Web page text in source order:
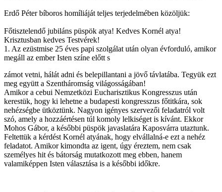
Erdő Péter bíboros homíliáját teljes terjedelmében közöljük:
Főtisztelendő jubiláns püspök atya! Kedves Kornél atya!
Krisztusban kedves Testvérek!
1. Az ezüstmise 25 éves papi szolgálat után olyan évforduló, amikor
megáll az ember Isten színe előtt s
zámot vetni, hálát adni és belepillantani a jövő távlatába. Tegyük ezt
meg együtt a Szentháromság világosságában!
Amikor a cebui Nemzetközi Eucharisztikus Kongresszus után
kerestük, hogy ki lehetne a budapesti kongresszus főtitkára, sok
nehézségbe ütköztünk. Nagyon igényes szervezői feladatról volt
szó, amely a hozzáértésen túl komoly lelkiséget is kívánt. Ekkor
Mohos Gábor, a későbbi püspök javaslatára Kaposvárra utaztunk.
Feltettük a kérdést Kornél atyának, hogy elvállalná-e ezt a nehéz
feladatot. Amikor kimondta az igent, úgy éreztem, nem csak
személyes hit és bátorság mutatkozott meg ebben, hanem
valamiképpen Isten választása is a későbbi időkre.